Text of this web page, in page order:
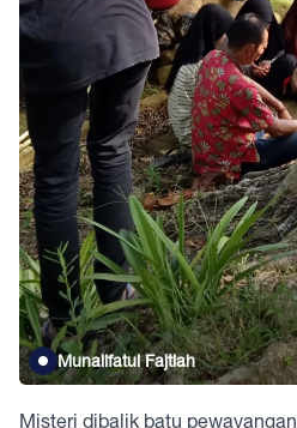
Munalifatul Fajtiah
Misteri dibalik batu pewayangan